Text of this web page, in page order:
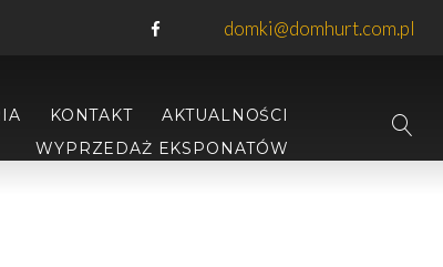
domki@domhurt.com.pl
KONTAKT
AKTUALNOŚCI
WYPRZEDAŻ EKSPONATÓW